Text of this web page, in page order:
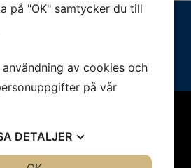
mer? Ring oss:
700880
på "OK" samtycker du till
av cookies och
på vår
DETALJER